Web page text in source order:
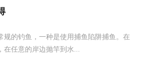
的钓鱼，一种是使用捕鱼陷阱捕鱼。在
在任意的岸边抛竿到水...